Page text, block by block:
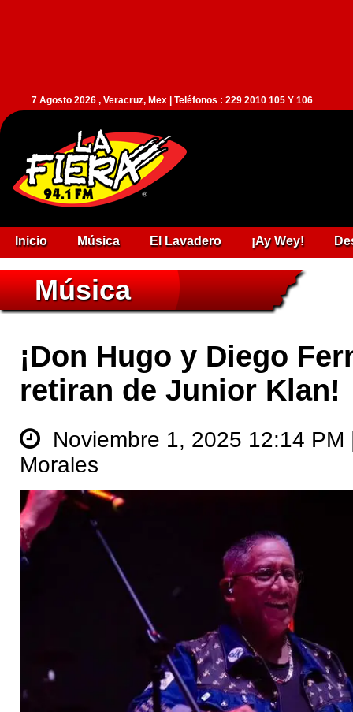
7 Agosto 2026 , Veracruz, Mex | Teléfonos : 229 2010 105 Y 106
Inicio Música El Lavadero ¡Ay Wey!
Música
¡Don Hugo y Diego
retiran de Junior Klan!
Noviembre 1, 2025 12:14
Morales